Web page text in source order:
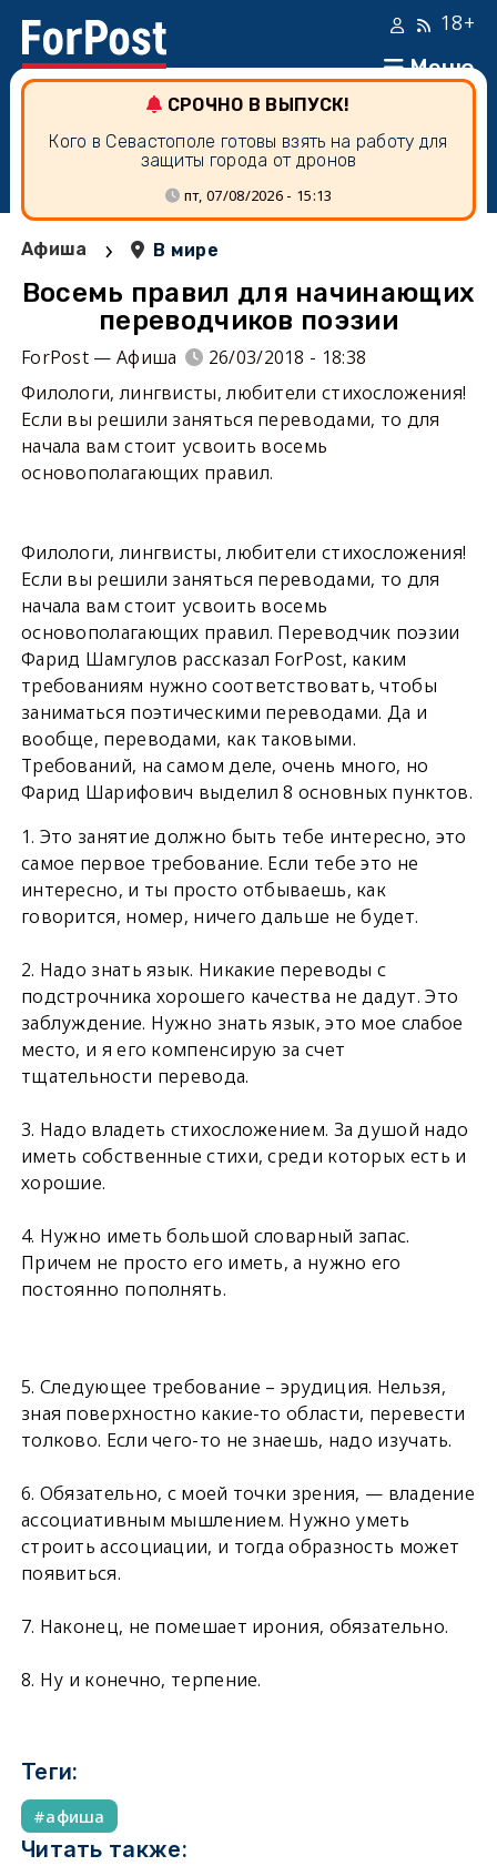
Меню
18+
СРОЧНО В ВЫПУСК!
Кого в Севастополе готовы взять на работу для
защиты города от дронов
пт, 07/08/2026 - 15:13
Афиша › В мире
Восемь правил для начинающих
переводчиков поэзии
ForPost — Афиша
26/03/2018 - 18:38
Филологи, лингвисты, любители стихосложения!
Если вы решили заняться переводами, то для
начала вам стоит усвоить восемь
основополагающих правил.
Филологи, лингвисты, любители стихосложения!
Если вы решили заняться переводами, то для
начала вам стоит усвоить восемь
основополагающих правил. Переводчик поэзии
Фарид Шамгулов рассказал ForPost, каким
требованиям нужно соответствовать, чтобы
заниматься поэтическими переводами. Да и
вообще, переводами, как таковыми.
Требований, на самом деле, очень много, но
Фарид Шарифович выделил 8 основных пунктов.
1. Это занятие должно быть тебе интересно, это
самое первое требование. Если тебе это не
интересно, и ты просто отбываешь, как
говорится, номер, ничего дальше не будет.
2. Надо знать язык. Никакие переводы с
подстрочника хорошего качества не дадут. Это
заблуждение. Нужно знать язык, это мое слабое
место, и я его компенсирую за счет
тщательности перевода.
3. Надо владеть стихосложением. За душой надо
иметь собственные стихи, среди которых есть и
хорошие.
4. Нужно иметь большой словарный запас.
Причем не просто его иметь, а нужно его
постоянно пополнять.
5. Следующее требование – эрудиция. Нельзя,
зная поверхностно какие-то области, перевести
толково. Если чего-то не знаешь, надо изучать.
6. Обязательно, с моей точки зрения, — владение
ассоциативным мышлением. Нужно уметь
строить ассоциации, и тогда образность может
появиться.
7. Наконец, не помешает ирония, обязательно.
8. Ну и конечно, терпение.
Теги:
афиша
Читать также: